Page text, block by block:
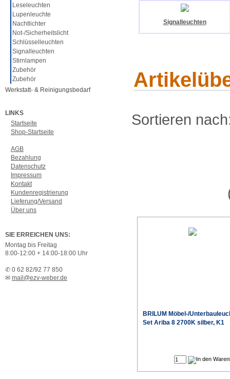
Leseleuchten
Lupenleuchte
Nachtlichter
Not-/Sicherheitslicht
Schlüsselleuchten
Signalleuchten
Stirnlampen
Zubehör
Zubehör
Werkstatt- & Reinigungsbedarf
LINKS
Startseite
Shop-Startseite
AGB
Bezahlung
Datenschutz
Impressum
Kontakt
Kundenregistrierung
Lieferung/Versand
Über uns
SIE ERREICHEN UNS:
Montag bis Freitag
8:00-12:00 + 14:00-18:00 Uhr
✆ 0 62 82/92 77 850
✉ mail@ezv-weber.de
Signalleuchten
Sortieren
BRILUM Möbel-/
Set Ariba 8 2700K silber, K1